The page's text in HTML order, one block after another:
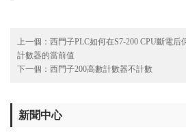
上一個： 西門子PLC如何在S7-200 CPU斷電后
計數器的當前值
下一個： 西門子200高數計數器不計數
新聞中心